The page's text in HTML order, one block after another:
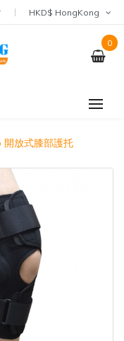
0
放式膝部護托